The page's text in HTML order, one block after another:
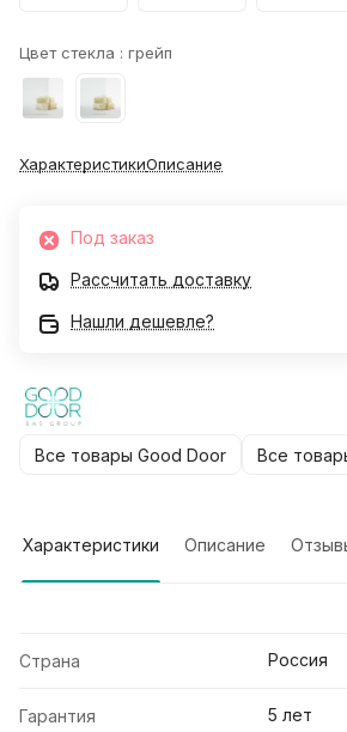
Цвет стекла : грейп
ХарактеристикиОписание
Под заказ
Рассчитать доставку
Нашли дешевле?
Все товары Good Door Все
Характеристики Описание
Страна Россия
Гарантия 5 лет